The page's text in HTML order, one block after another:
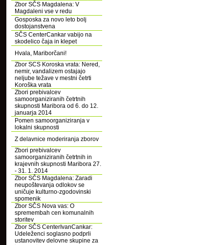
Zbor SČS Magdalena: V
Magdaleni vse v redu
Gosposka za novo leto bolj
dostojanstvena
SČS CenterCankar vabijo na
skodelico čaja in klepet
Hvala, Mariborčani!
Zbor SCS Koroska vrata: Nered,
nemir, vandalizem ostajajo
neljube težave v mestni četrti
Koroška vrata
Zbori prebivalcev
samoorganiziranih četrtnih
skupnosti Maribora od 6. do 12.
januarja 2014
Pomen samoorganiziranja v
lokalni skupnosti
Z delavnice moderiranja zborov
Zbori prebivalcev
samoorganiziranih četrtnih in
krajevnih skupnosti Maribora 27.
- 31. 1. 2014
Zbor SČS Magdalena: Zaradi
neupoštevanja odlokov se
uničuje kulturno-zgodovinski
spomenik
Zbor SČS Nova vas: O
spremembah cen komunalnih
storitev
Zbor SČS CenterIvanCankar:
Udeleženci soglasno podprli
ustanovitev delovne skupine za